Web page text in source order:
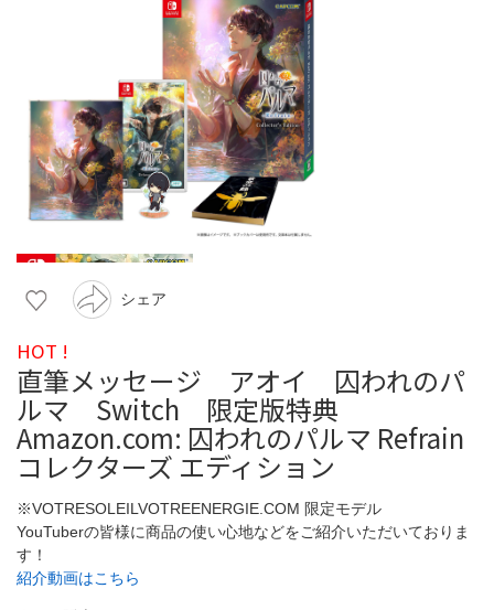
シェア
HOT !
直筆メッセージ アオイ 囚われのパ
ルマ Switch 限定版特典
Amazon.com: 囚われのパルマ Refrain
コレクターズ エディション
※VOTRESOLEILVOTREENERGIE.COM 限定モデル
YouTuberの皆様に商品の使い心地などをご紹介いただいておりま
す！
紹介動画はこちら